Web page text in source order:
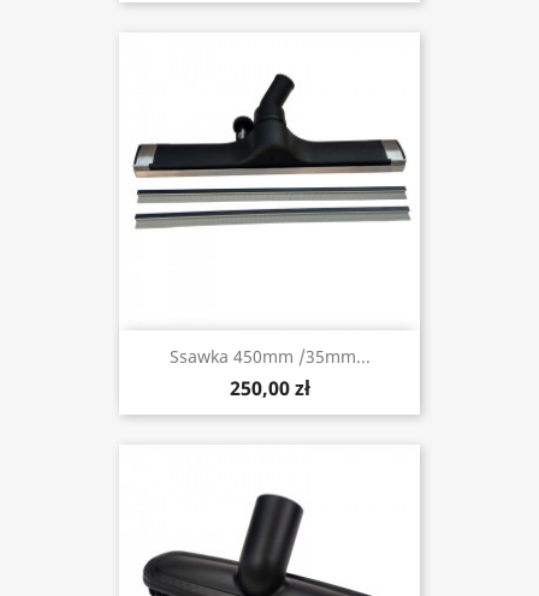
Ssawka 450mm /35mm...
250,00 zł